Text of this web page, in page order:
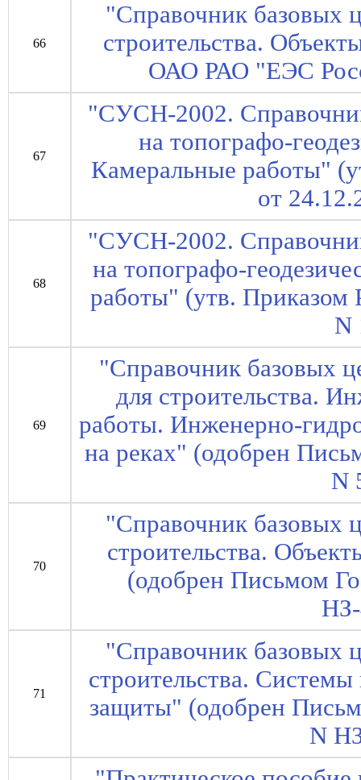
66
"Справочник базовых
строительства.
ОАО РАО "ЕЭС
67
"СУСН-2002.
на топографо-
Камеральные работы"
от
68
"СУСН-2002.
на топографо-
работы" (утв. Приказом
N
69
"Справочник базовых
для строительства.
работы. Инженерно-
на реках" (одобрен
N
70
"Справочник базовых
строительства.
(одобрен Письмом
71
"Справочник базовых
строительства.
защиты" (одобрен
N